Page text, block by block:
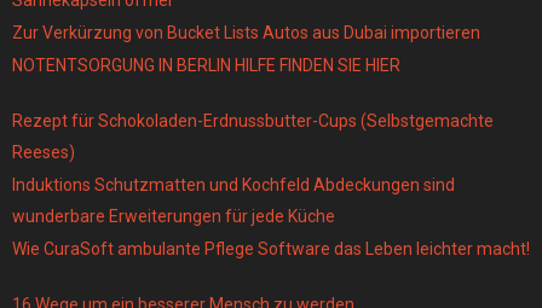
Zur Verkürzung von Bucket Lists Autos aus Dubai importieren
NOTENTSORGUNG IN BERLIN HILFE FINDEN SIE HIER
Rezept für Schokoladen-Erdnussbutter-Cups (Selbstgemachte
Reeses)
Induktions Schutzmatten und Kochfeld Abdeckungen sind
wunderbare Erweiterungen für jede Küche
Wie CuraSoft ambulante Pflege Software das Leben leichter macht!
16 Wege um ein besserer Mensch zu werden